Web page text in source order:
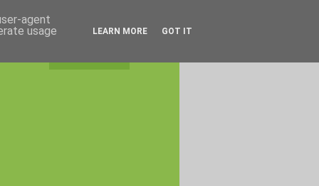
agent
usage
LEARN MORE GOT IT